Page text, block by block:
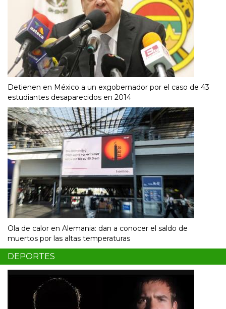
Detienen en México a un exgobernador por el caso de 43
estudiantes desaparecidos en 2014
Ola de calor en Alemania: dan a conocer el saldo de
muertos por las altas temperaturas
DEPORTES